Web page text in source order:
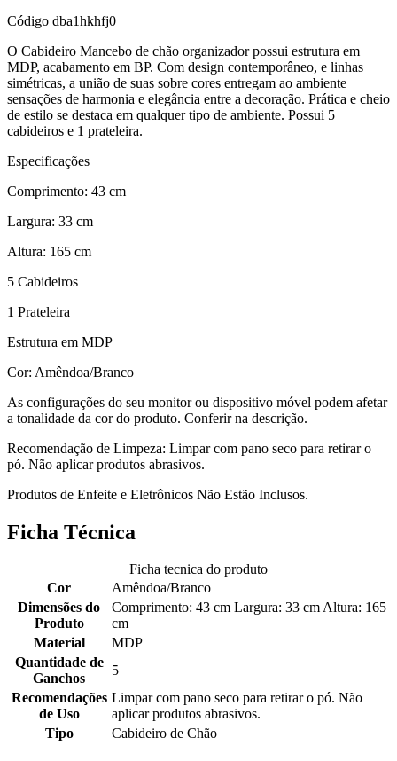
Código dba1hkhfj0
O Cabideiro Mancebo de chão organizador possui estrutura em
MDP, acabamento em BP. Com design contemporâneo, e linhas
simétricas, a união de suas sobre cores entregam ao ambiente
sensações de harmonia e elegância entre a decoração. Prática e cheio
de estilo se destaca em qualquer tipo de ambiente. Possui 5
cabideiros e 1 prateleira.
Especificações
Comprimento: 43 cm
Largura: 33 cm
Altura: 165 cm
5 Cabideiros
1 Prateleira
Estrutura em MDP
Cor: Amêndoa/Branco
As configurações do seu monitor ou dispositivo móvel podem afetar
a tonalidade da cor do produto. Conferir na descrição.
Recomendação de Limpeza: Limpar com pano seco para retirar o
pó. Não aplicar produtos abrasivos.
Produtos de Enfeite e Eletrônicos Não Estão Inclusos.
Ficha Técnica
Ficha tecnica do produto
Cor
Amêndoa/Branco
Dimensões do
Produto
Comprimento: 43 cm Largura: 33 cm Altura: 165
cm
Material
MDP
Quantidade de
Ganchos
5
Recomendações
de Uso
Limpar com pano seco para retirar o pó. Não
aplicar produtos abrasivos.
Tipo
Cabideiro de Chão